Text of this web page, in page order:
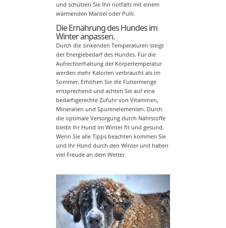
und schützen Sie Ihn notfalls mit einem
wärmenden Mantel oder Pulli.
Die Ernährung des Hundes im
Winter anpassen.
Durch die sinkenden Temperaturen steigt
der Energiebedarf des Hundes. Für die
Aufrechterhaltung der Körpertemperatur
werden mehr Kalorien verbraucht als im
Sommer. Erhöhen Sie die Futtermenge
entsprechend und achten Sie auf eine
bedarfsgerechte Zufuhr von Vitaminen,
Mineralien und Spurenelementen. Durch
die optimale Versorgung durch Nährstoffe
bleibt Ihr Hund im Winter fit und gesund.
Wenn Sie alle Tipps beachten kommen Sie
und Ihr Hund durch den Winter und haben
viel Freude an dem Wetter.